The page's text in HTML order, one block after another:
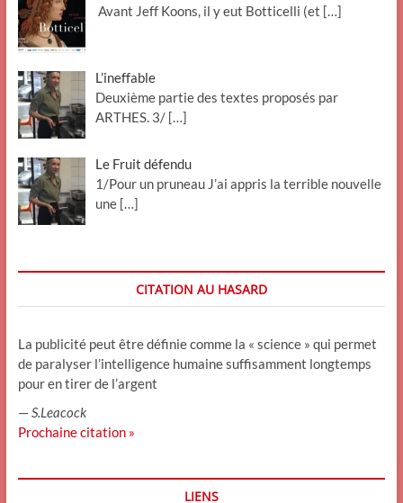
Avant Jeff Koons, il y eut Botticelli (et […]
L’ineffable
Deuxième partie des textes proposés par
ARTHES. 3/ […]
Le Fruit défendu
1/Pour un pruneau J’ai appris la terrible nouvelle
une […]
CITATION AU HASARD
La publicité peut être définie comme la « science » qui permet
de paralyser l’intelligence humaine suffisamment longtemps
pour en tirer de l’argent
—S.Leacock
Prochaine citation »
LIENS